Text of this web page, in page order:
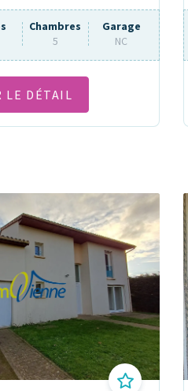
Chambres
5
Garage
NC
LE DÉTAIL